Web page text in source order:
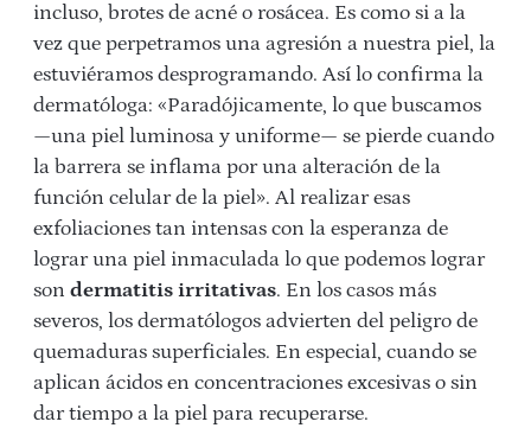
incluso, brotes de acné o rosácea. Es como si a la
vez que perpetramos una agresión a nuestra piel, la
estuviéramos desprogramando. Así lo confirma la
dermatóloga: «Paradójicamente, lo que buscamos
—una piel luminosa y uniforme— se pierde cuando
la barrera se inflama por una alteración de la
función celular de la piel». Al realizar esas
exfoliaciones tan intensas con la esperanza de
lograr una piel inmaculada lo que podemos lograr
son dermatitis irritativas. En los casos más
severos, los dermatólogos advierten del peligro de
quemaduras superficiales. En especial, cuando se
aplican ácidos en concentraciones excesivas o sin
dar tiempo a la piel para recuperarse.